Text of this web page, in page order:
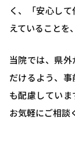
く、「安心し
えていることを
当院では、県
だけるよう、
も配慮してい
お気軽にご相談